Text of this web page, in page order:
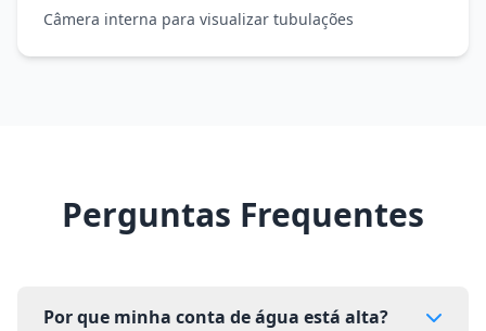
Câmera interna para visualizar tubulações
Perguntas Frequentes
Por que minha conta de água está alta?